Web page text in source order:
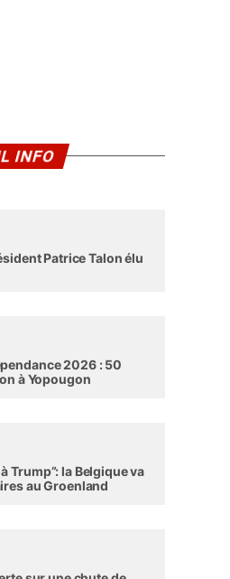
INFO
Patrice Talon élu
2026 : 50
à Yopougon
Trump”: la Belgique va
au Groenland